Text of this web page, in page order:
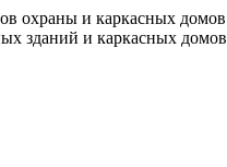
охраны и каркасных домов
зданий и каркасных домов